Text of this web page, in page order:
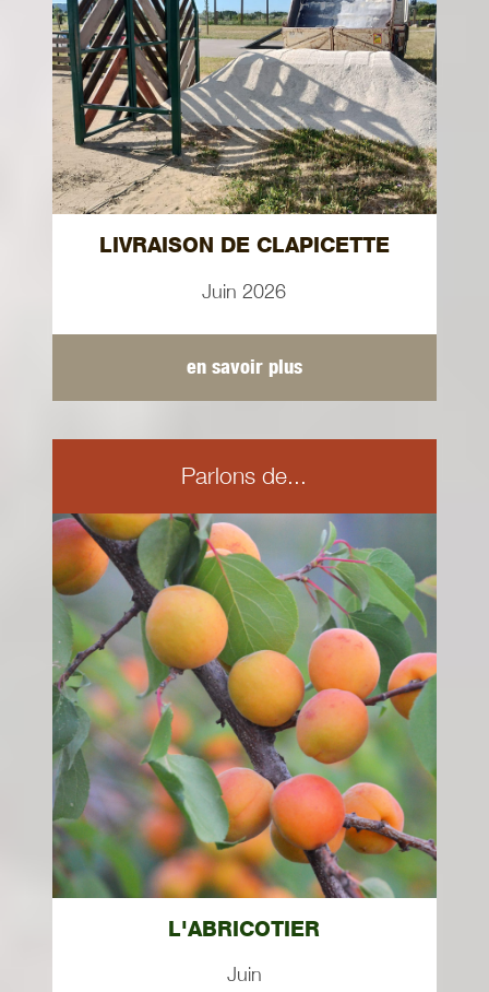
LIVRAISON DE CLAPICETTE
Juin 2026
en savoir plus
Parlons de...
L'ABRICOTIER
Juin